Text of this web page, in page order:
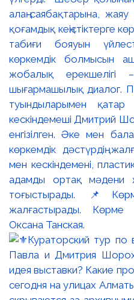
алаң-саябақтарына,
қоғамдық кеңістіктерге
табиғи бояуын
көркемдік болмысын
жобалық ерекшелігі
шығармашылық диалог.
туындыларымен қатар
кескіндемеші Дмитрий
енгізілген. Әке мен
көркемдік дәстүрдің
мен кескіндемені,
адамды ортақ мәдени
тоғыстырады.
жалғастырады.
Оксана Танская.